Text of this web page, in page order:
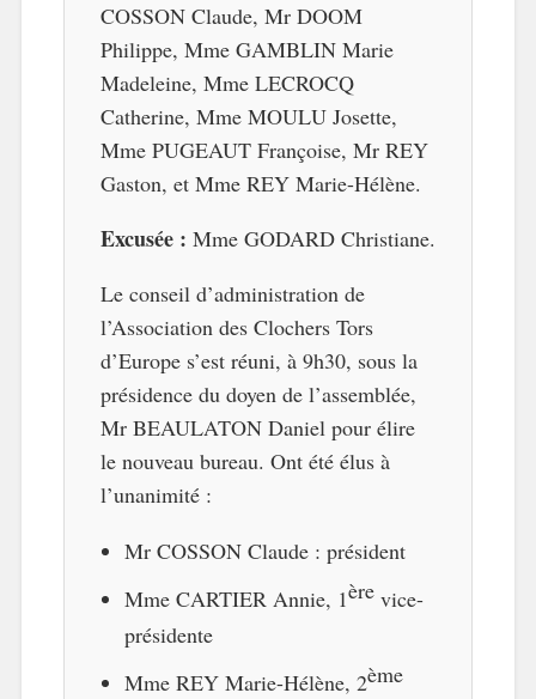
COSSON Claude, Mr DOOM
Philippe, Mme GAMBLIN Marie
Madeleine, Mme LECROCQ
Catherine, Mme MOULU Josette,
Mme PUGEAUT Françoise, Mr REY
Gaston, et Mme REY Marie-Hélène.
Excusée : Mme GODARD Christiane.
Le conseil d’administration de
l’Association des Clochers Tors
d’Europe s’est réuni, à 9h30, sous la
présidence du doyen de l’assemblée,
Mr BEAULATON Daniel pour élire
le nouveau bureau. Ont été élus à
l’unanimité :
Mr COSSON Claude : président
Mme CARTIER Annie, 1èrevice-
présidente
Mme REY Marie-Hélène, 2ème